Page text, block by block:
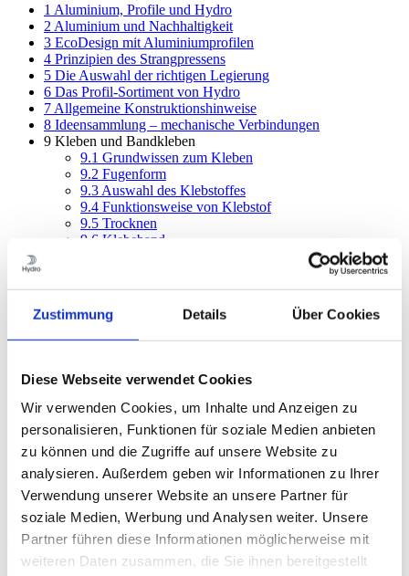
Zustimmung Details Über Cookies
Diese Webseite verwendet Cookies
Wir verwenden Cookies, um Inhalte und Anzeigen zu
personalisieren, Funktionen für soziale Medien anbieten
zu können und die Zugriffe auf unsere Website zu
analysieren. Außerdem geben wir Informationen zu Ihrer
Verwendung unserer Website an unsere Partner für
soziale Medien, Werbung und Analysen weiter. Unsere
Partner führen diese Informationen möglicherweise mit
weiteren Daten zusammen, die Sie ihnen bereitgestellt
1 Aluminium, Profile und Hydro
2 Aluminium und Nachhaltigkeit
3 EcoDesign mit Aluminiumprofilen
4 Prinzipien des Strangpressens
5 Die Auswahl der richtigen Legierung
6 Das Profil-Sortiment von Hydro
7 Allgemeine Konstruktionshinweise
8 Ideensammlung – mechanische Verbindungen
9 Kleben und Bandkleben
9.1 Grundwissen zum Kleben
9.2 Fugenform
9.3 Auswahl des Klebstoffes
9.4 Funktionsweise von Klebstof
9.5 Trocknen
9.6 Klebeband
9.9Einsatztemperatur
Langzeitfestigkeit
9.11Anforderungsprofil
Beispiel einer Prüfliste
Rührreibschweißen
12 Profiltoleranzen
13Oberflächenqualität
15Oberflächenbehandlung
16Korrosion
17Wirtschaftlichkeit
18
Wissen sammeln, Wissen teilen
19Konstruktionsberechnungen
Inhalt